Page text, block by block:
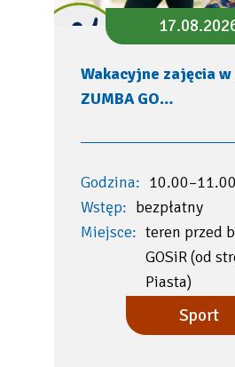
Wakacyjne zajęcia w
ZUMBA GO…
Godzina: 10.00–11.00
Wstęp: bezpłatny
Miejsce: teren przed
GOSiR (od
Piasta)
Sport